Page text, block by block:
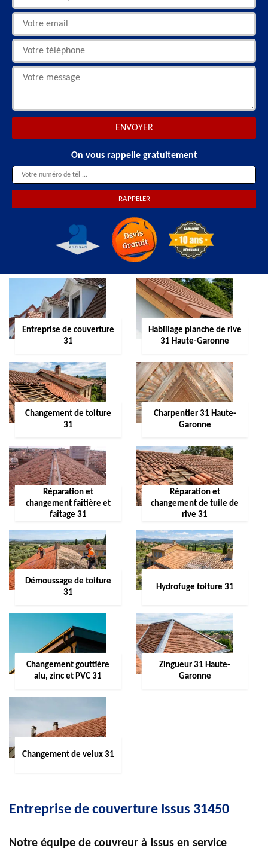
On vous rappelle gratuitement
Entreprise de couverture
31
Habillage planche de rive
31 Haute-Garonne
Changement de toiture
31
Charpentier 31 Haute-
Garonne
Réparation et
changement faîtière et
faîtage 31
Réparation et
changement de tuile de
rive 31
Démoussage de toiture
31
Hydrofuge toiture 31
Changement gouttière
alu, zinc et PVC 31
Zingueur 31 Haute-
Garonne
Changement de velux 31
Entreprise de couverture Issus 31450
Notre équipe de couvreur à Issus en service